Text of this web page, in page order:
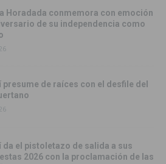
Horadada conmemora con emoción
de su independencia como
de raíces con el desfile del
da el pistoletazo de salida a sus
2026 con la proclamación de las